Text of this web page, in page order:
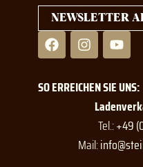
NEWSLETTER
F
a
c
e
b
I
n
s
t
a
m
Y
o
u
t
u
b
e
SO ERREICHEN SIE UNS:
Tel.:+49
Mail: